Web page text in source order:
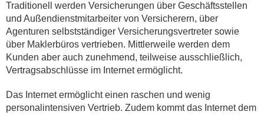
Traditionell werden Versicherungen über Geschäftsstellen
und Außendienstmitarbeiter von Versicherern, über
Agenturen selbstständiger Versicherungsvertreter sowie
über Maklerbüros vertrieben. Mittlerweile werden dem
Kunden aber auch zunehmend, teilweise ausschließlich,
Vertragsabschlüsse im Internet ermöglicht.
Das Internet ermöglicht einen raschen und wenig
personalintensiven Vertrieb. Zudem kommt das Internet dem